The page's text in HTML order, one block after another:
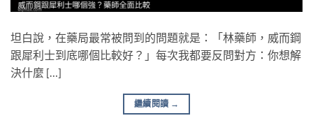
坦白說，在藥局最常被問到的問題就是：「林藥師，威而鋼
跟犀利士到底哪個比較好？」每次我都要反問對方：你想解
決什麼 […]
繼續閱讀 →